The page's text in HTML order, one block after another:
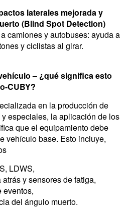
laterales mejorada y
(Blind Spot Detection)
camiones y autobuses: ayuda a
y ciclistas al girar.
– ¿qué significa esto
CUBY?
en la producción de
especiales, la aplicación de los
que el equipamiento debe
vehículo base. Esto incluye,
LDWS,
y sensores de fatiga,
eventos,
del ángulo muerto.